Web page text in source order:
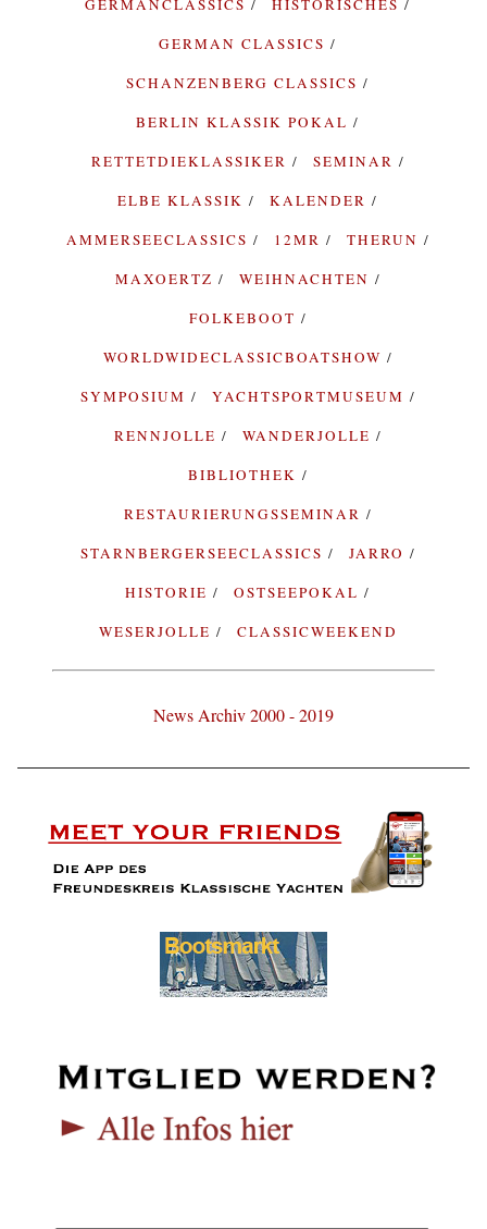
GERMANCLASSICS
HISTORISCHES
GERMAN CLASSICS
SCHANZENBERG CLASSICS
BERLIN KLASSIK POKAL
RETTETDIEKLASSIKER
SEMINAR
ELBE KLASSIK
KALENDER
AMMERSEECLASSICS
12MR
THERUN
MAXOERTZ
WEIHNACHTEN
FOLKEBOOT
WORLDWIDECLASSICBOATSHOW
SYMPOSIUM
YACHTSPORTMUSEUM
RENNJOLLE
WANDERJOLLE
BIBLIOTHEK
RESTAURIERUNGSSEMINAR
STARNBERGERSEECLASSICS
JARRO
HISTORIE
OSTSEEPOKAL
WESERJOLLE
CLASSICWEEKEND
News Archiv 2000 - 2019